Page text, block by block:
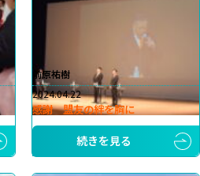
前原祐樹
2024.04.22
感謝 盟友の絆を胸に
続きを見る